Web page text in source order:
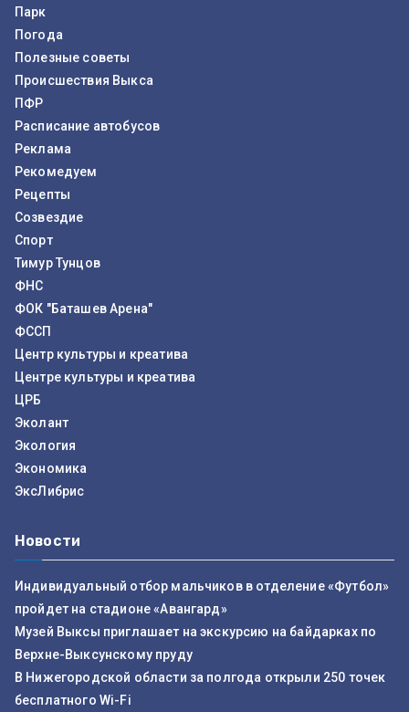
Парк
Погода
Полезные советы
Происшествия Выкса
ПФР
Расписание автобусов
Реклама
Рекомедуем
Рецепты
Созвездие
Спорт
Тимур Тунцов
ФНС
ФОК "Баташев Арена"
ФССП
Центр культуры и креатива
Центре культуры и креатива
ЦРБ
Эколант
Экология
Экономика
ЭксЛибрис
Новости
Индивидуальный отбор мальчиков в отделение «Футбол»
пройдет на стадионе «Авангард»
Музей Выксы приглашает на экскурсию на байдарках по
Верхне-Выксунскому пруду
В Нижегородской области за полгода открыли 250 точек
бесплатного Wi-Fi